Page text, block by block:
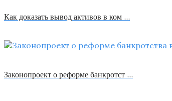
Как доказать вывод активов в ком …
Законопроект о реформе банкротст …